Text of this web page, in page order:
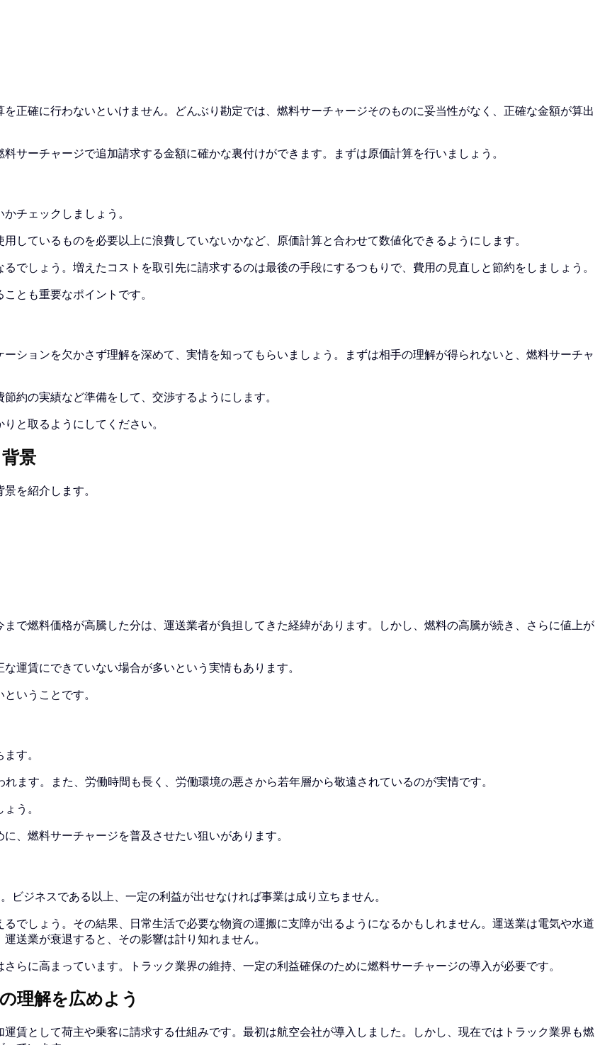
正確に行わないといけません。どんぶり勘定では、燃料サーチャージそのものに妥当性がなく、正確な金額が算出
サーチャージで追加請求する金額に確かな裏付けができます。まずは原価計算を行いましょう。
チェックしましょう。
しているものを必要以上に浪費していないかなど、原価計算と合わせて数値化できるようにします。
でしょう。増えたコストを取引先に請求するのは最後の手段にするつもりで、費用の見直しと節約をしましょう。
とも重要なポイントです。
ションを欠かさず理解を深めて、実情を知ってもらいましょう。まずは相手の理解が得られないと、燃料サーチャ
約の実績など準備をして、交渉するようにします。
と取るようにしてください。
景
を紹介します。
で燃料価格が高騰した分は、運送業者が負担してきた経緯があります。しかし、燃料の高騰が続き、さらに値上が
運賃にできていない場合が多いという実情もあります。
いうことです。
す。
ます。また、労働時間も長く、労働環境の悪さから若年層から敬遠されているのが実情です。
う。
、燃料サーチャージを普及させたい狙いがあります。
ジネスである以上、一定の利益が出せなければ事業は成り立ちません。
でしょう。その結果、日常生活で必要な物資の運搬に支障が出るようになるかもしれません。運送業は電気や水道
送業が衰退すると、その影響は計り知れません。
らに高まっています。トラック業界の維持、一定の利益確保のために燃料サーチャージの導入が必要です。
理解を広めよう
賃として荷主や乗客に請求する仕組みです。最初は航空会社が導入しました。しかし、現在ではトラック業界も燃